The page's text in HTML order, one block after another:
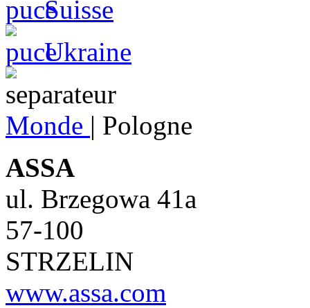
Suisse
Ukraine
Monde | Pologne
ASSA
ul. Brzegowa 41a
57-100
STRZELIN
www.assa.com